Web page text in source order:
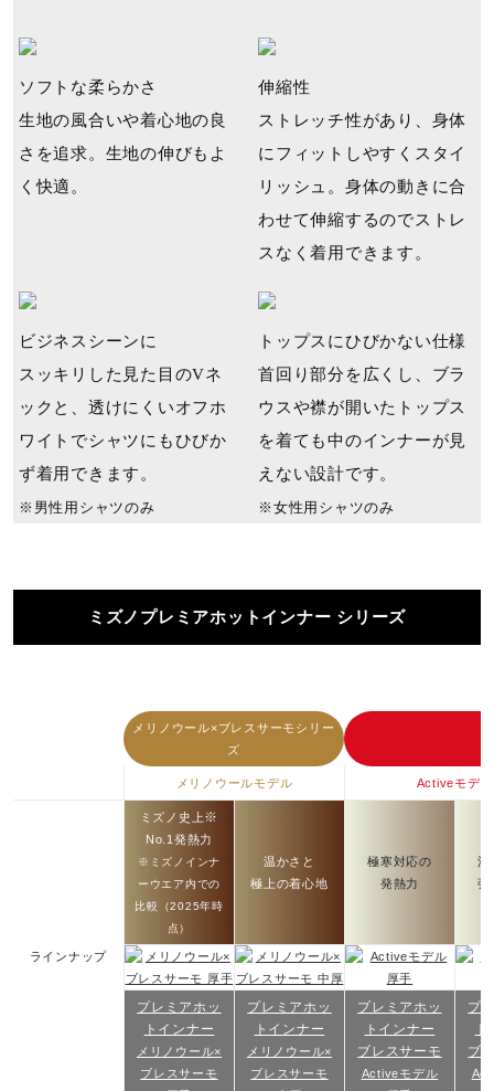
ソフトな柔らかさ
生地の風合いや着心地の良
さを追求。生地の伸びもよ
く快適。
伸縮性
ストレッチ性があり、身体
にフィットしやすくスタイ
リッシュ。身体の動きに合
わせて伸縮するのでストレ
スなく着用できます。
ビジネスシーンに
スッキリした見た目のVネ
ックと、透けにくいオフホ
ワイトでシャツにもひびか
ず着用できます。
※男性⽤シャツのみ
トップスにひびかない仕様
首回り部分を広くし、ブラ
ウスや襟が開いたトップス
を着ても中のインナーが見
えない設計です。
※⼥性⽤シャツのみ
ミズノプレミアホットインナー シリーズ
メリノウール×ブレスサーモシリー
ズ
メリノウールモデル Activeモデル
ラインナップ
ミズノ史上※
No.1発熱力
※ミズノインナ
ーウエア内での
比較（2025年時
点）
温かさと
極上の着心地
極寒対応の
発熱力
汗
強
プレミアホッ
トインナー
メリノウール×
ブレスサーモ
プレミアホッ
トインナー
メリノウール×
ブレスサーモ
プレミアホッ
トインナー
ブレスサーモ
Activeモデル
プ
ブ